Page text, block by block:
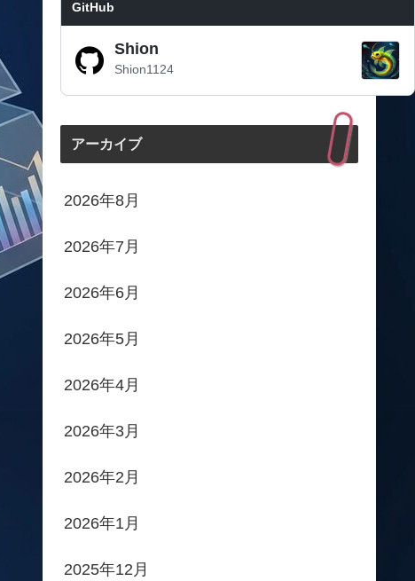
GitHub
Shion
Shion1124
アーカイブ
2026年8月
2026年7月
2026年6月
2026年5月
2026年4月
2026年3月
2026年2月
2026年1月
2025年12月